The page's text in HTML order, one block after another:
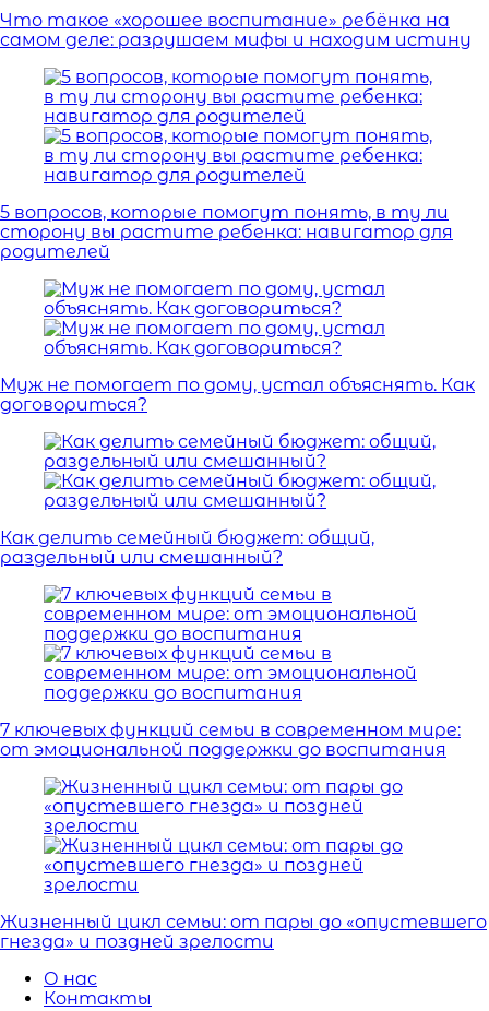
Что такое «хорошее воспитание» ребёнка на
самом деле: разрушаем мифы и находим истину
5 вопросов, которые помогут понять, в ту ли
сторону вы растите ребенка: навигатор для
родителей
Муж не помогает по дому, устал объяснять. Как
договориться?
Как делить семейный бюджет: общий,
раздельный или смешанный?
7 ключевых функций семьи в современном мире:
от эмоциональной поддержки до воспитания
Жизненный цикл семьи: от пары до «опустевшего
гнезда» и поздней зрелости
О нас
Контакты